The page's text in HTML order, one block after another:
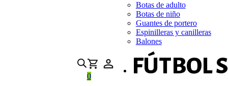
0
Botas de adulto
Botas de niño
Guantes de portero
Espinilleras y canilleras
Balones
FÚTBOL